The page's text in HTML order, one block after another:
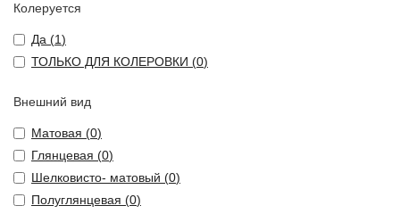
Колеруется
Да (1)
ТОЛЬКО ДЛЯ КОЛЕРОВКИ (0)
Внешний вид
Матовая (0)
Глянцевая (0)
Шелковисто- матовый (0)
Полуглянцевая (0)